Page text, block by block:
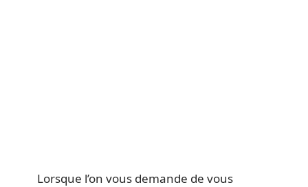
Lorsque l’on vous demande de vous